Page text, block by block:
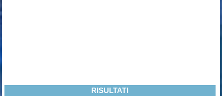
RISULTATI